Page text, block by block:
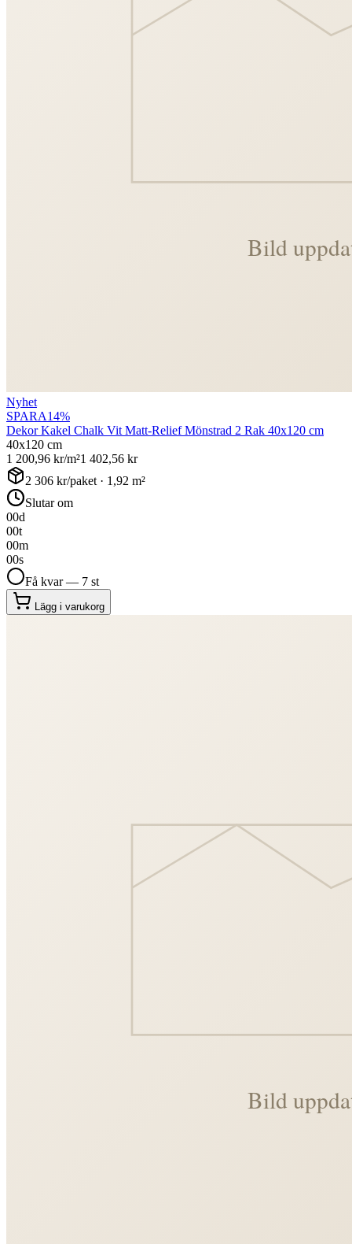
Nyhet
SPARA14%
Dekor Kakel Chalk Vit Matt-Relief Mönstrad 2 Rak 40x120 cm
40x120 cm
1 200,96 kr/m²1 402,56 kr
2 306 kr/paket · 1,92 m²
Slutar om
00d
00t
00m
00s
Få kvar — 7 st
Lägg i varukorg